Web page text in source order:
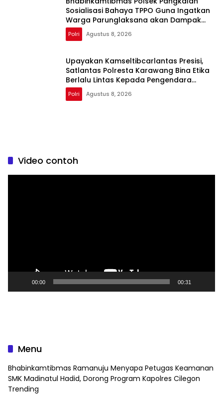
Sosialisasi Bahaya TPPO Guna Ingatkan
Warga Parunglaksana akan Dampak
Buruknya
Polri Agustus 8, 2026
Upayakan Kamseltibcarlantas Presisi,
Satlantas Polresta Karawang Bina Etika
Berlalu Lintas Kepada Pengendara
Motor
Polri Agustus 8, 2026
Video contoh
00:00 00:31
Menu
Bhabinkamtibmas Ramanuju Menyapa Petugas Keamanan
SMK Madinatul Hadid, Dorong Program Kapolres Cilegon
Trending